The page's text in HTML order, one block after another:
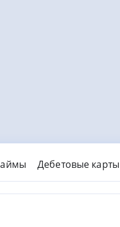
Дебетовые карты